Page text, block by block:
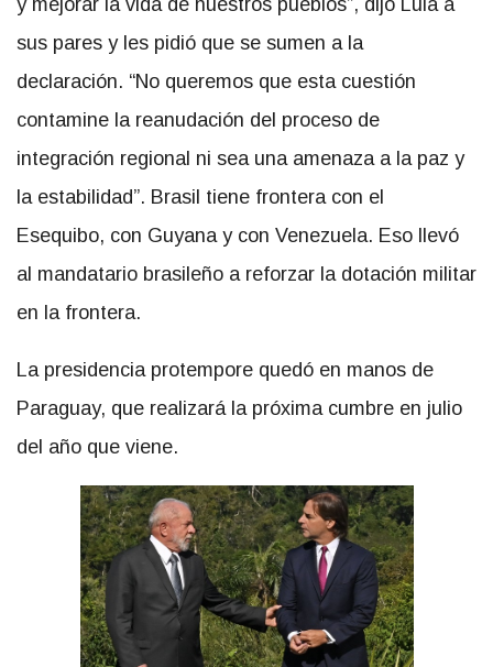
y mejorar la vida de nuestros pueblos”, dijo Lula a
sus pares y les pidió que se sumen a la
declaración. “No queremos que esta cuestión
contamine la reanudación del proceso de
integración regional ni sea una amenaza a la paz y
la estabilidad”. Brasil tiene frontera con el
Esequibo, con Guyana y con Venezuela. Eso llevó
al mandatario brasileño a reforzar la dotación militar
en la frontera.
La presidencia protempore quedó en manos de
Paraguay, que realizará la próxima cumbre en julio
del año que viene.